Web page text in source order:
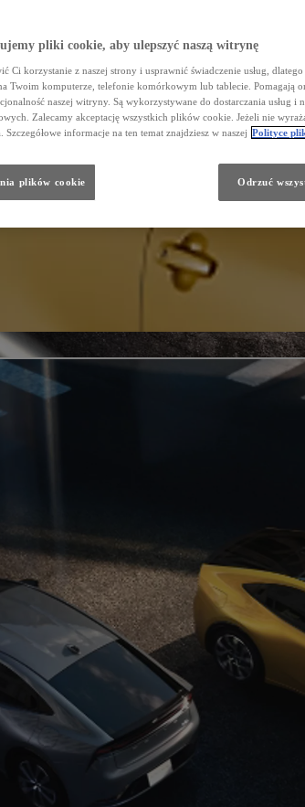
pliki cookie, aby ulepszyć naszą witrynę
Ci korzystanie z naszej strony i usprawnić świadczenie usług,
Twoim komputerze, telefonie komórkowym lub tablecie. Pomagają
naszej witryny. Są wykorzystywane do dostarczania usług i
Zalecamy akceptację wszystkich plików cookie. Jeżeli nie
Szczegółowe informacje na ten temat znajdziesz w naszej Polityce
Odrzuć
plików cookie